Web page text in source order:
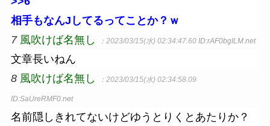
相手もなんJしてるってことか？ｗ
7 風吹けば名無し ：2023/03/15(水) 02:34:47.60 ID:rAF0bgILM.net
文章長いねん
8 風吹けば名無し ：2023/03/15(水) 02:34:58.09
ID:SaUreRMF0.net
名前隠しきれてないけどゆうとりくとあたりか？